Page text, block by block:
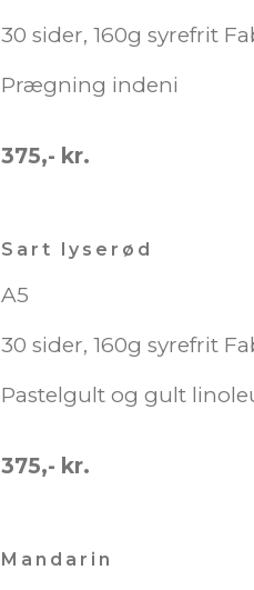
30 sider, 160g syrefrit
Prægning indeni
375,- kr.
Sart lyserød
A5
30 sider, 160g syrefrit
Pastelgult og gult
375,- kr.
Mandarin